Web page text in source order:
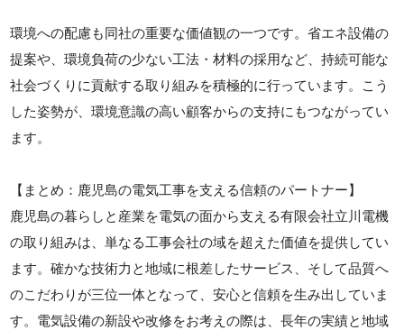
環境への配慮も同社の重要な価値観の一つです。省エネ設備の
提案や、環境負荷の少ない工法・材料の採用など、持続可能な
社会づくりに貢献する取り組みを積極的に行っています。こう
した姿勢が、環境意識の高い顧客からの支持にもつながってい
ます。
【まとめ：鹿児島の電気工事を支える信頼のパートナー】
鹿児島の暮らしと産業を電気の面から支える有限会社立川電機
の取り組みは、単なる工事会社の域を超えた価値を提供してい
ます。確かな技術力と地域に根差したサービス、そして品質へ
のこだわりが三位一体となって、安心と信頼を生み出していま
す。電気設備の新設や改修をお考えの際は、長年の実績と地域